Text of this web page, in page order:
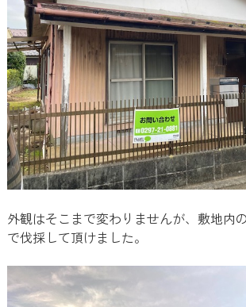
外観はそこまで変わりませんが、敷地内
で伐採して頂けました。